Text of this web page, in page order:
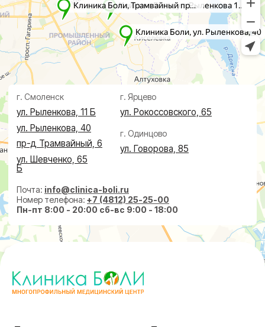
+7 (4812) 25-25-00
Заказать обратный звонок
г. Смоленск
пр-д Трамвайный, 6
ул. Шевченко, 65 Б
Ревматолог
Терапевт
Капельницы здоровья
Лечение по ДМС
Лечебные блокады
Малоинвазивная
хирургия
На суставах
На позвоночнике
По проктологии
По флебологии
Акции
Врачи
Новости
Пациентам
Социальные проекты
Справки